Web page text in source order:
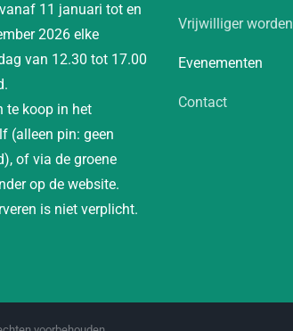
11 januari tot en
2026 elke
van 12.30 tot 17.00
te koop in het
(alleen pin: geen
of via de groene
op de website.
is niet verplicht.
Vrijwilliger worden
Evenementen
Contact